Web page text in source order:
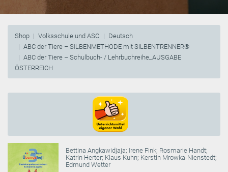
Shop Volksschule und ASO
Deutsch
ABC der Tiere – SILBENMETHODE mit SILBENTRENNER®
ABC der Tiere – Schulbuch- / Lehrbuchreihe_AUSGABE
ÖSTERREICH
Bettina Angkawidjaja; Irene Fink; Rosmarie Handt;
Katrin Herter; Klaus Kuhn; Kerstin Mrowka-Nienstedt;
Edmund Wetter